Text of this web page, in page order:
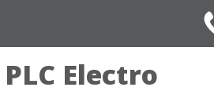
PLC Electro